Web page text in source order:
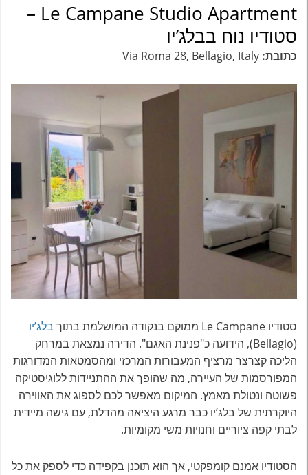
Le Campane Studio Apartment –
סטודיו נוח בבלג’יו
כתובת:
סטודיו Le Campane ממוקם בנקודה המושלמת בתוך
בלג’יו
(Bellagio), הידועה כ"פנינת האגם". הדירה נמצאת במרחק
הליכה קצרצר מרציף המעבורות המרכזי ומהסמטאות המדורגות
המפורסמות של העיירה, מה שהופך את ההתניידות ללוגיסטיקה
פשוטה ונטולת מאמץ. המיקום מאפשר לכם לספוג את האווירה
היוקרתית של בלג’יו כבר מרגע היציאה מהדלת, עם גישה מיידית
לבתי קפה ציוריים וחנויות משי מקומיות.
הסטודיו אמנם קומפקטי, אך הוא תוכנן בקפידה כדי לספק את כל